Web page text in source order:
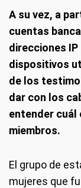
A su vez, a
cuentas
direcciones
dispositivos
de los
dar con los
entender cuál
miembros.
El grupo de
mujeres que